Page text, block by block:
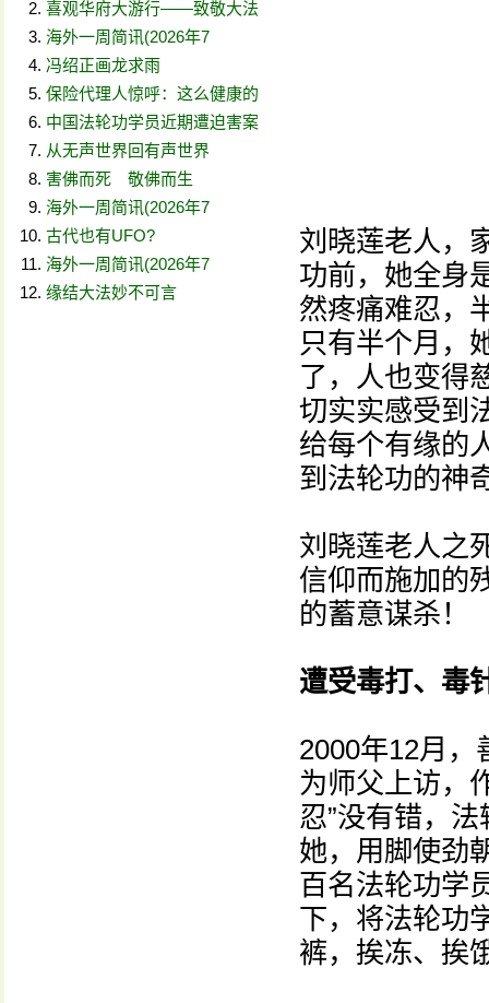
喜观华府大游行——致敬大法
海外一周简讯(2026年7
冯绍正画龙求雨
保险代理人惊呼：这么健康的
中国法轮功学员近期遭迫害案
从无声世界回有声世界
害佛而死 敬佛而生
海外一周简讯(2026年7
古代也有UFO?
海外一周简讯(2026年7
缘结大法妙不可言
刘晓莲老人，
功前，她全身
然疼痛难忍，
只有半个月，
了，人也变得
切实实感受到
给每个有缘的
到法轮功的神
刘晓莲老人之
信仰而施加的
的蓄意谋杀！
遭受毒打、毒
2000年12月，
为师父上访，
忍”没有错，
她，用脚使劲
百名法轮功学
下，将法轮功
裤，挨冻、挨